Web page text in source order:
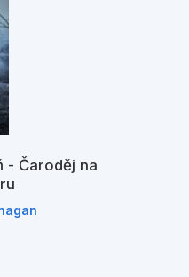
- Čaroděj na